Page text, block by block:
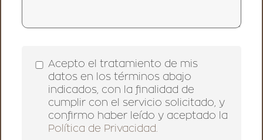
Acepto el tratamiento de mis
datos en los términos abajo
indicados, con la finalidad de
cumplir con el servicio solicitado, y
confirmo haber leído y aceptado la
Política de Privacidad.